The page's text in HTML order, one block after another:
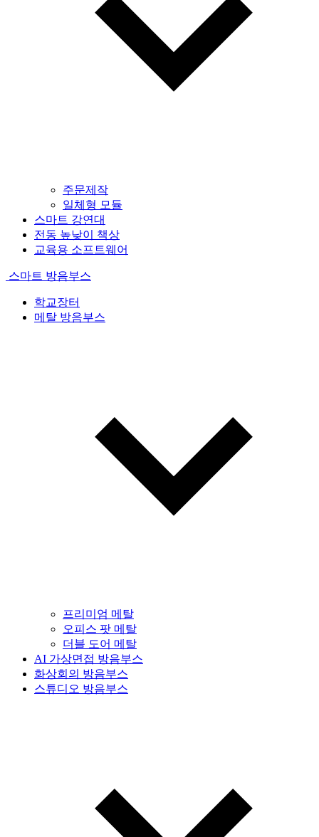
주문제작
일체형 모듈
스마트 강연대
전동 높낮이 책상
교육용 소프트웨어
스마트 방음부스
학교장터
메탈 방음부스
프리미엄 메탈
오피스 팟 메탈
더블 도어 메탈
AI 가상면접 방음부스
화상회의 방음부스
스튜디오 방음부스